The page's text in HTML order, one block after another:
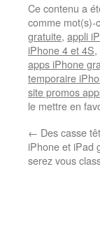
Ce contenu a
comme mot(s)-
gratuite, appli
iPhone 4 et 4S,
apps iPhone
temporaire
site promos
le mettre en
← Des casse
iPhone et iPad
serez vous